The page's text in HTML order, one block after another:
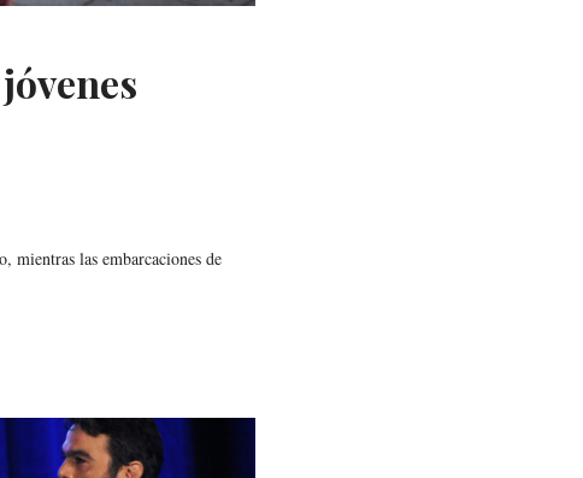
mientras las embarcaciones de